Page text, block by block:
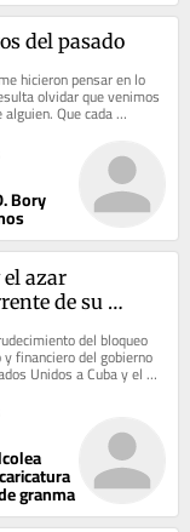
del pasado
hicieron pensar en lo
olvidar que venimos
alguien. Que cada
levanta su presente sobre
Bory
el azar
de su
del bloqueo
y financiero del gobierno
Unidos a Cuba y el
granma